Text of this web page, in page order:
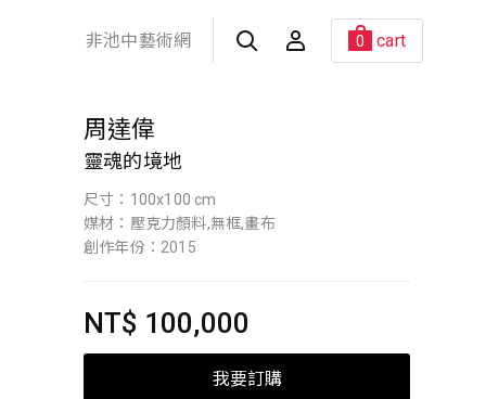
非池中藝術網 0 cart
周達偉
靈魂的境地
尺寸：100x100 cm
媒材：壓克力顏料,無框,畫布
創作年份：2015
NT$ 100,000
我要訂購